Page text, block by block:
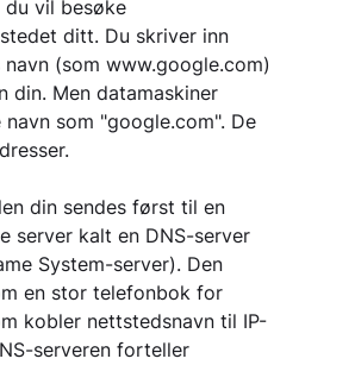
du vil besøke
ditt. Du skriver inn
(som www.google.com)
din. Men datamaskiner
som "google.com". De
din sendes først til en
server kalt en DNS-server
System-server). Den
en stor telefonbok for
kobler nettstedsnavn til IP-
serveren forteller